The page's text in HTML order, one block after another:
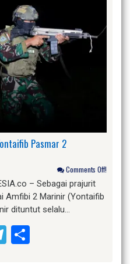
Pasmar 2
Comments Off!
– Sebagai prajurit
Amfibi 2 Marinir (Yontaifib
dituntut selalu…
Telegram